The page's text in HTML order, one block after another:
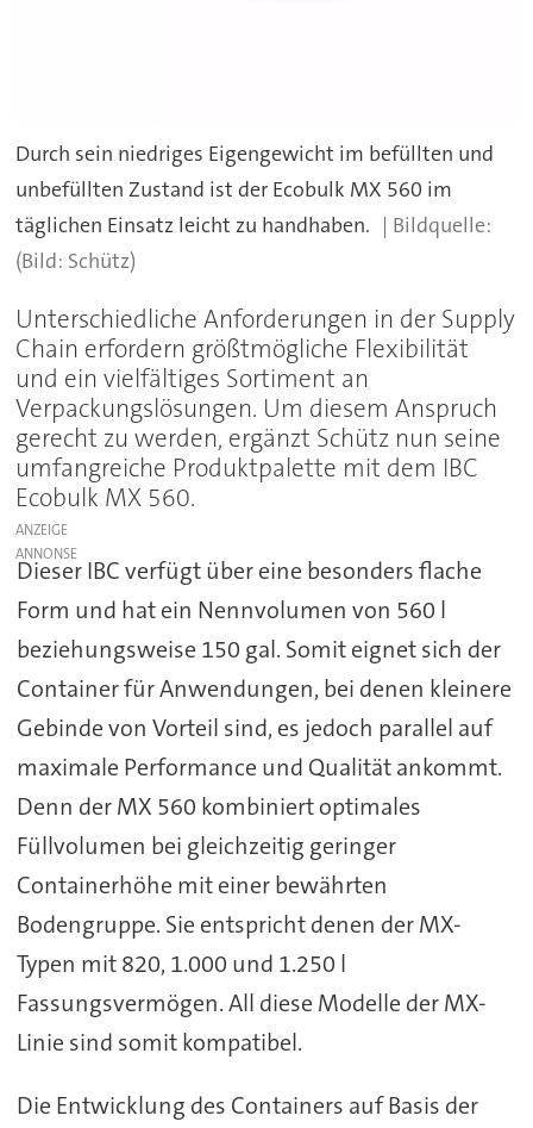
Durch sein niedriges Eigengewicht im befüllten und
unbefüllten Zustand ist der Ecobulk MX 560 im
täglichen Einsatz leicht zu handhaben.
(Bild: Schütz)
Unterschiedliche Anforderungen in der Supply
Chain erfordern größtmögliche Flexibilität
und ein vielfältiges Sortiment an
Verpackungslösungen. Um diesem Anspruch
gerecht zu werden, ergänzt Schütz nun seine
umfangreiche Produktpalette mit dem IBC
Ecobulk MX 560.
ANZEIGE
Dieser IBC verfügt über eine besonders flache
Form und hat ein Nennvolumen von 560 l
beziehungsweise 150 gal. Somit eignet sich der
Container für Anwendungen, bei denen kleinere
Gebinde von Vorteil sind, es jedoch parallel auf
maximale Performance und Qualität ankommt.
Denn der MX 560 kombiniert optimales
Füllvolumen bei gleichzeitig geringer
Containerhöhe mit einer bewährten
Bodengruppe. Sie entspricht denen der MX-
Typen mit 820, 1.000 und 1.250 l
Fassungsvermögen. All diese Modelle der MX-
Linie sind somit kompatibel.
Die Entwicklung des Containers auf Basis der